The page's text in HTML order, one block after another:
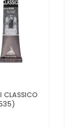
CLASSICO